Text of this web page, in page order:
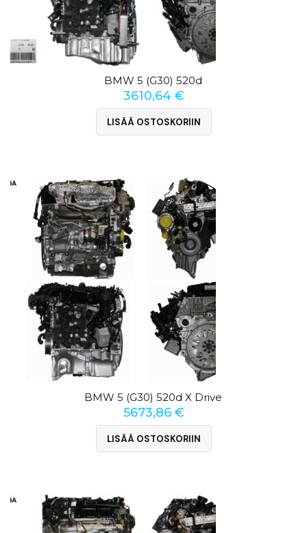
BMW 5 (G30) 520d
3610,64 €
LISÄÄ OSTOSKORIIN
BMW 5 (G30) 520d X Drive
5673,86 €
LISÄÄ OSTOSKORIIN